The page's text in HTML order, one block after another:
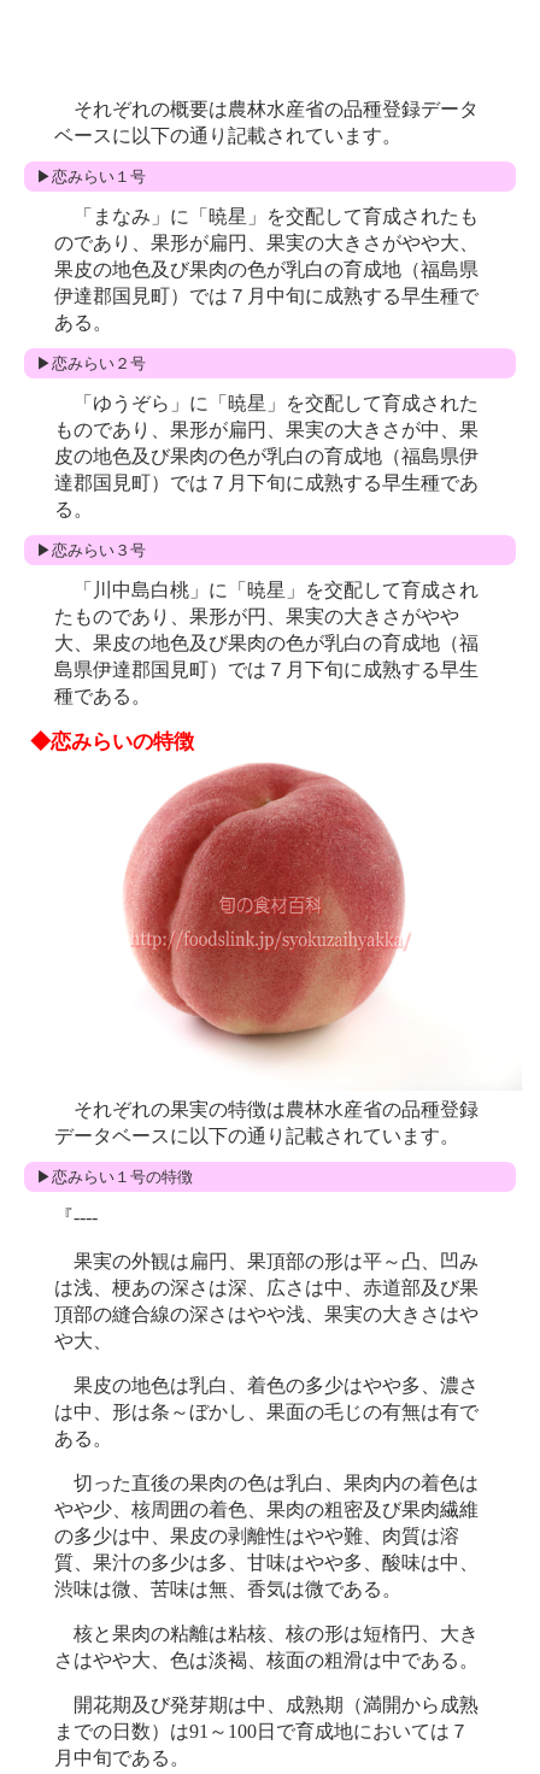
それぞれの概要は農林水産省の品種登録データ
ベースに以下の通り記載されています。
▶恋みらい１号
「まなみ」に「暁星」を交配して育成されたも
のであり、果形が扁円、果実の大きさがやや大、
果皮の地色及び果肉の色が乳白の育成地（福島県
伊達郡国見町）では７月中旬に成熟する早生種で
ある。
▶恋みらい２号
「ゆうぞら」に「暁星」を交配して育成された
ものであり、果形が扁円、果実の大きさが中、果
皮の地色及び果肉の色が乳白の育成地（福島県伊
達郡国見町）では７月下旬に成熟する早生種であ
る。
▶恋みらい３号
「川中島白桃」に「暁星」を交配して育成され
たものであり、果形が円、果実の大きさがやや
大、果皮の地色及び果肉の色が乳白の育成地（福
島県伊達郡国見町）では７月下旬に成熟する早生
種である。
◆恋みらいの特徴
それぞれの果実の特徴は農林水産省の品種登録
データベースに以下の通り記載されています。
▶恋みらい１号の特徴
『----
果実の外観は扁円、果頂部の形は平～凸、凹み
は浅、梗あの深さは深、広さは中、赤道部及び果
頂部の縫合線の深さはやや浅、果実の大きさはや
や大、
果皮の地色は乳白、着色の多少はやや多、濃さ
は中、形は条～ぼかし、果面の毛じの有無は有で
ある。
切った直後の果肉の色は乳白、果肉内の着色は
やや少、核周囲の着色、果肉の粗密及び果肉繊維
の多少は中、果皮の剥離性はやや難、肉質は溶
質、果汁の多少は多、甘味はやや多、酸味は中、
渋味は微、苦味は無、香気は微である。
核と果肉の粘離は粘核、核の形は短楕円、大き
さはやや大、色は淡褐、核面の粗滑は中である。
開花期及び発芽期は中、成熟期（満開から成熟
までの日数）は91～100日で育成地においては７
月中旬である。